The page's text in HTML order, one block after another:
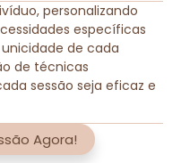
personalizando
específicas
de cada
de técnicas
sessão seja eficaz e
Agora!